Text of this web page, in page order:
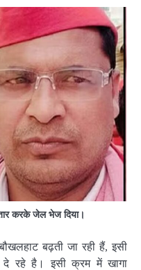
करके जेल भेज दिया।
बढ़ती जा रही हैं, इसी
रहे है। इसी क्रम में खागा